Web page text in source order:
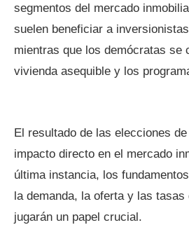
segmentos del mercado
suelen beneficiar a
mientras que los demócratas se
vivienda asequible y los
El resultado de las elecciones
impacto directo en el mercado
última instancia, los
la demanda, la oferta y las
jugarán un papel crucial.